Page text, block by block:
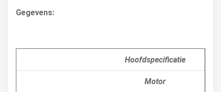
Gegevens:
Hoofdspecificatie
Motor